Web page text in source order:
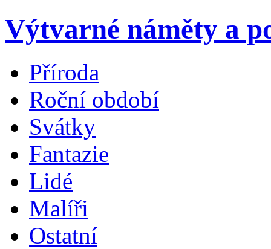
Výtvarné náměty a
Příroda
Roční období
Svátky
Fantazie
Lidé
Malíři
Ostatní